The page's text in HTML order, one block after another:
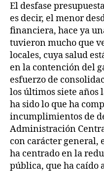
El desfase
es decir, el menor
financiera, hace ya
tuvieron mucho que
locales, cuya salud
en la contención del
esfuerzo de
los últimos siete años
ha sido lo que ha
incumplimientos de
Administración
con carácter general,
ha centrado en la
pública, que ha caído